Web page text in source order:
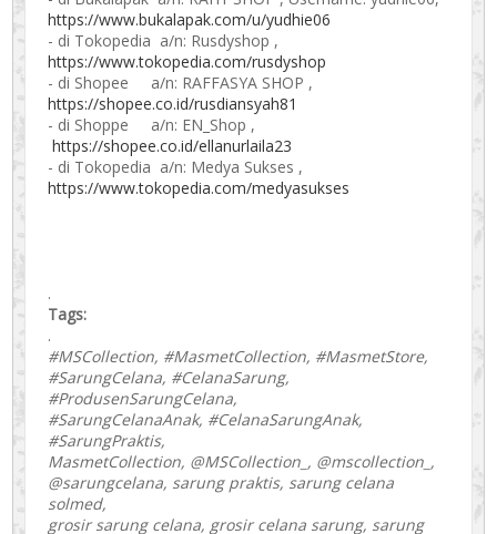
https://www.bukalapak.com/u/yudhie06
- di Tokopedia a/n: Rusdyshop ,
https://www.tokopedia.com/rusdyshop
- di Shopee a/n: RAFFASYA SHOP ,
https://shopee.co.id/rusdiansyah81
- di Shoppe a/n: EN_Shop ,
https://shopee.co.id/ellanurlaila23
- di Tokopedia a/n: Medya Sukses ,
https://www.tokopedia.com/medyasukses
.
Tags:
.
#MSCollection, #MasmetCollection, #MasmetStore,
#SarungCelana, #CelanaSarung,
#ProdusenSarungCelana,
#SarungCelanaAnak, #CelanaSarungAnak,
#SarungPraktis,
MasmetCollection, @MSCollection_, @mscollection_,
@sarungcelana, sarung praktis, sarung celana
solmed,
grosir sarung celana, grosir celana sarung, sarung